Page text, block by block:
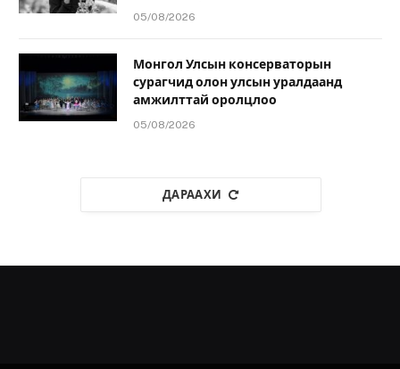
05/08/2026
Монгол Улсын консерваторын
сурагчид олон улсын уралдаанд
амжилттай оролцлоо
05/08/2026
ДАРААХИ